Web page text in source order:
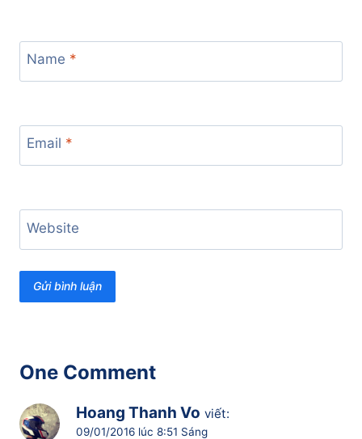
Name *
Email *
Website
One Comment
Hoang Thanh Vo viết:
09/01/2016 lúc 8:51 Sáng